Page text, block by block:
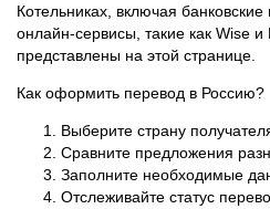
Котельниках, включая
онлайн-сервисы, такие как Wise
представлены на этой странице.
Как оформить перевод в Россию?
Выберите страну
Сравните предложения
Заполните необходимые
Отслеживайте статус